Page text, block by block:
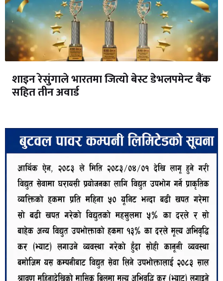
शाइन रेसुंगाले भारतमा जित्यो बेस्ट डेभलपमेन्ट बैंक
सहित तीन अवार्ड